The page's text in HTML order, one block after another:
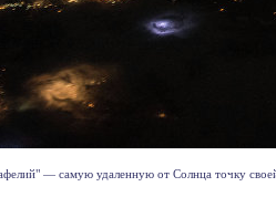
— самую удаленную от Солнца точку